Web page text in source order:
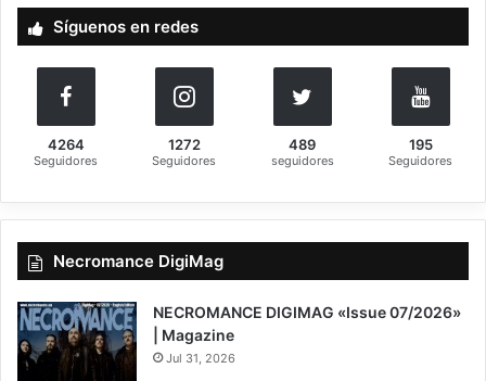
:
Síguenos en redes
4264
Seguidores
1272
Seguidores
489
seguidores
195
Seguidores
Necromance DigiMag
NECROMANCE DIGIMAG «Issue 07/2026»
| Magazine
Jul 31, 2026